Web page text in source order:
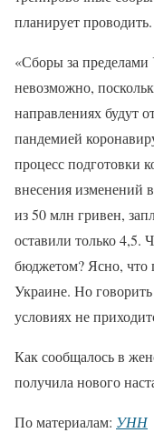
планирует проводить.
«Сборы за
невозможно,
направлениях будут
пандемией
процесс подготовки
внесения изменений
из 50 млн гривен,
оставили только 4,5.
бюджетом? Ясно, что
Украине. Но
условиях не
Как сообщалось в
получила нового
По материалам: УНН